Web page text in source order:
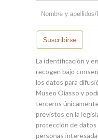
Suscribirse
La identificación y
recogen bajo
los datos para
Museo Oiasso y
terceros
previstos en la
protección de datos
personas